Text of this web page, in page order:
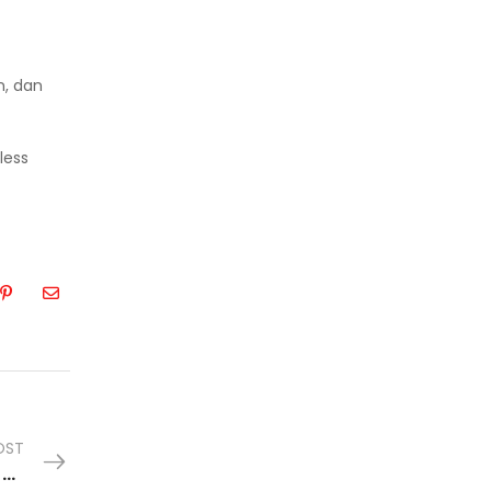
dan
Masalah Wastafel Stainless di Dapur yang Sering Terlambat Disadari